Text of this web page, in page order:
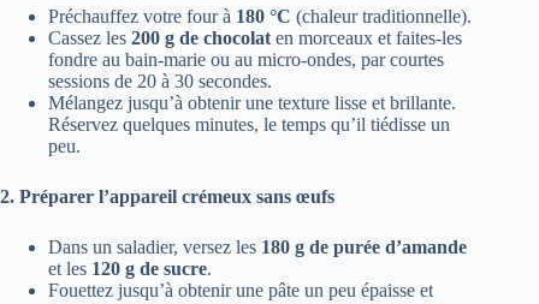
Préchauffez votre four à 180 °C (chaleur traditionnelle).
Cassez les 200 g de chocolat en morceaux et faites-les
fondre au bain-marie ou au micro-ondes, par courtes
sessions de 20 à 30 secondes.
Mélangez jusqu’à obtenir une texture lisse et brillante.
Réservez quelques minutes, le temps qu’il tiédisse un
peu.
2. Préparer l’appareil crémeux sans œufs
Dans un saladier, versez les 180 g de purée d’amande
et les 120 g de sucre.
Fouettez jusqu’à obtenir une pâte un peu épaisse et